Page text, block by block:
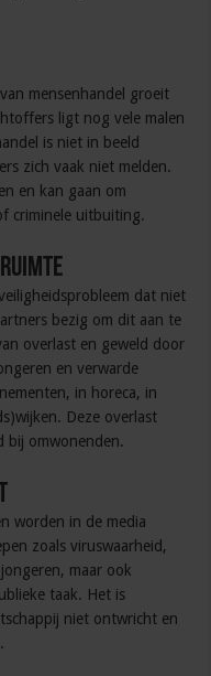
mensenhandel groeit
ligt nog vele malen
is niet in beeld
zich vaak niet melden.
en kan gaan om
criminele uitbuiting.
dat niet
bezig om dit aan te
overlast en geweld door
en verwarde
in horeca, in
Deze overlast
bij omwonenden.
worden in de media
zoals viruswaarheid,
maar ook
taak. Het is
niet ontwricht en